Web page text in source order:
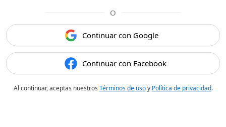
O
Continuar con Google
Continuar con Facebook
Al continuar, aceptas nuestros Términos de usoy Política de privacidad.